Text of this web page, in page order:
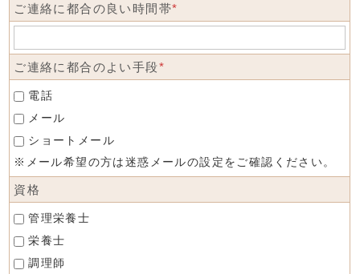
ご連絡に都合の良い時間帯*
ご連絡に都合のよい手段*
電話
メール
ショートメール
※メール希望の方は迷惑メールの設定をご確認ください。
資格
管理栄養士
栄養士
調理師